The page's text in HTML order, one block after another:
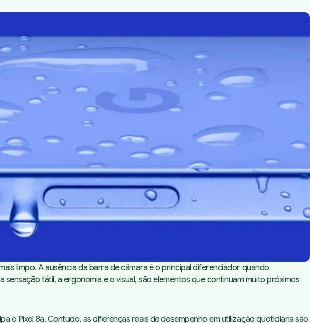
limpo. A ausência da barra de câmara é o principal diferenciador quando
tátil, a ergonomia e o visual, são elementos que continuam muito próximos
o Pixel 8a. Contudo, as diferenças reais de desempenho em utilização quotidiana são